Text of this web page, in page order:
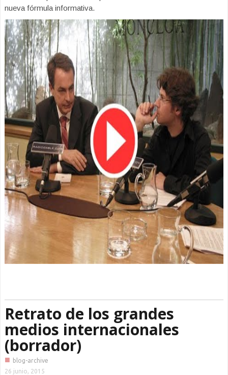
nueva fórmula informativa.
Retrato de los grandes
medios internacionales
(borrador)
■
blog-archive
26 junio, 2015